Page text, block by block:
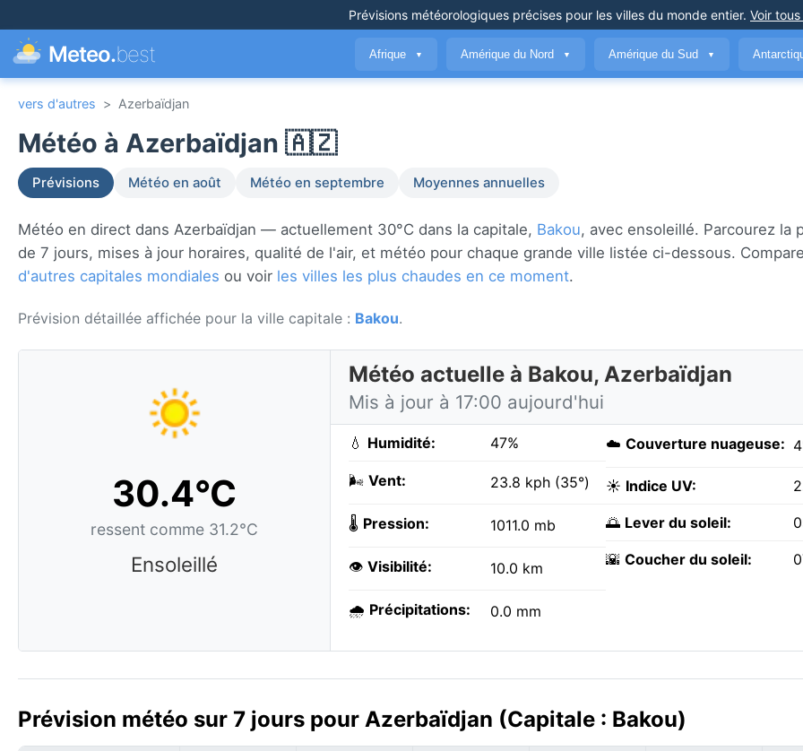
Prévisions météorologiques précises pour les villes du monde entier. Voir
Meteo.best Afrique ▼ Amérique du Nord ▼ Amérique du Sud ▼
vers d'autres > Azerbaïdjan
Météo à Azerbaïdjan 🇦🇿
Prévisions Météo en août Météo en septembre Moyennes annuelles
Météo en direct dans Azerbaïdjan — actuellement 30°C dans la capitale, Bakou, avec ensoleillé. Parcourez la
de 7 jours, mises à jour horaires, qualité de l'air, et météo pour chaque grande ville listée ci-dessous.
d'autres capitales mondiales ou voir les villes les plus chaudes en ce moment.
Prévision détaillée affichée pour la ville capitale : Bakou.
30.4°C
ressent comme 31.2°C
Ensoleillé
Météo actuelle à Bakou, Azerbaïdjan
Mis à jour à 17:00 aujourd'hui
💧 Humidité: 47%
🌬️ Vent: 23.8 kph (35°)
🌡️ Pression: 1011.0 mb
👁️ Visibilité: 10.0 km
🌧️ Précipitations: 0.0 mm
☁️ Couverture nuageuse:
☀️ Indice UV:
🌅 Lever du soleil:
🌇 Coucher du soleil:
Prévision météo sur 7 jours pour Azerbaïdjan (Capitale : Bakou)